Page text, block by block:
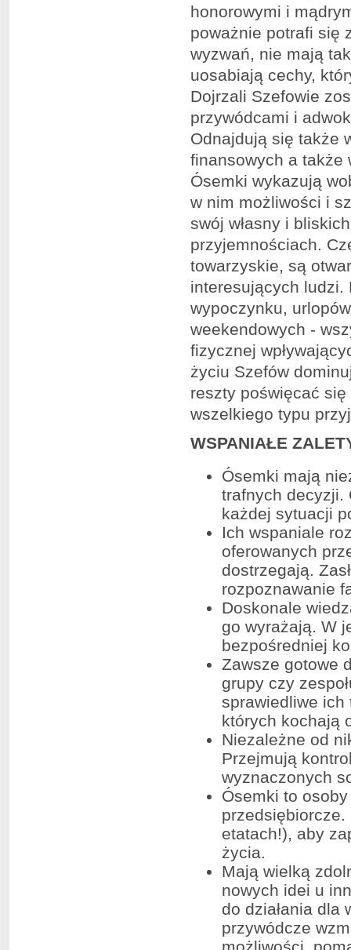
honorowymi i
poważnie potrafi się
wyzwań, nie mają
uosabiają cechy,
Dojrzali Szefowie
przywódcami i
Odnajdują się także
finansowych a także
Ósemki wykazują
w nim możliwości i
swój własny i
przyjemnościach.
towarzyskie, są
interesujących ludzi.
wypoczynku,
weekendowych -
fizycznej
życiu Szefów
reszty poświęcać
wszelkiego typu
WSPANIAŁE
Ósemki mają
trafnych decyzji.
każdej sytuacji
Ich wspaniale
oferowanych
dostrzegają.
rozpoznawanie
Doskonale
go wyrażają. W
bezpośredniej
Zawsze gotowe
grupy czy
sprawiedliwe ich
których kochają
Niezależne od
Przejmują
wyznaczonych
Ósemki to
etatach!), aby
życia.
Mają wielką
nowych idei u
do działania dla
przywódcze